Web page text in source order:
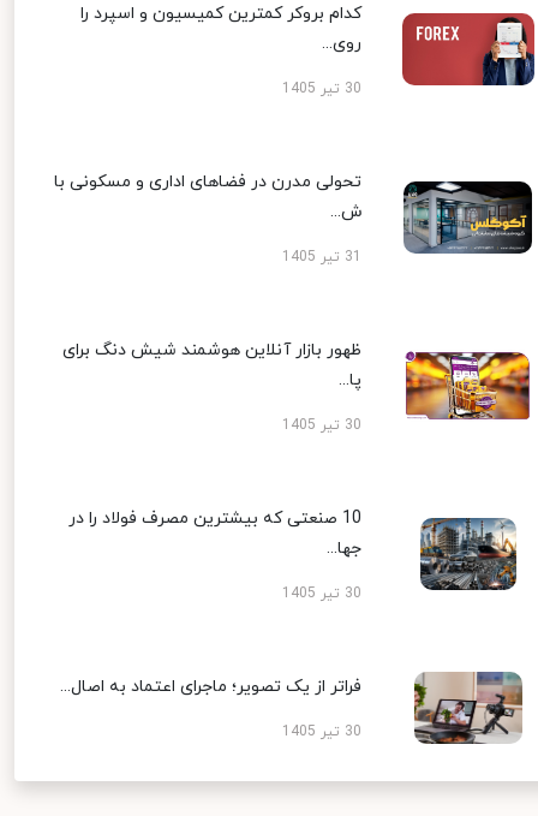
کدام بروکر کمترین کمیسیون و اسپرد را
روی...
30 تیر 1405
تحولی مدرن در فضاهای اداری و مسکونی با
ش...
ظهور بازار آنلاین هوشمند شیش دنگ برای
پا...
30 تیر 1405
10 صنعتی که بیشترین مصرف فولاد را در
جها...
30 تیر 1405
فراتر از یک تصویر؛ ماجرای اعتماد به اصال...
30 تیر 1405